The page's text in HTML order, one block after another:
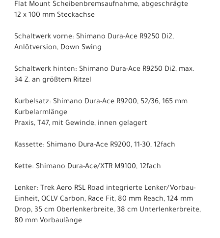
Flat Mount Scheibenbremsaufnahme, abgeschrägte
12 x 100 mm Steckachse
Schaltwerk vorne: Shimano Dura-Ace R9250 Di2,
Anlötversion, Down Swing
Schaltwerk hinten: Shimano Dura-Ace R9250 Di2, max.
34 Z. an größtem Ritzel
Kurbelsatz: Shimano Dura-Ace R9200, 52/36, 165 mm
Kurbelarmlänge
Praxis, T47, mit Gewinde, innen gelagert
Kassette: Shimano Dura-Ace R9200, 11-30, 12fach
Kette: Shimano Dura-Ace/XTR M9100, 12fach
Lenker: Trek Aero RSL Road integrierte Lenker/Vorbau-
Einheit, OCLV Carbon, Race Fit, 80 mm Reach, 124 mm
Drop, 35 cm Oberlenkerbreite, 38 cm Unterlenkerbreite,
80 mm Vorbaulänge